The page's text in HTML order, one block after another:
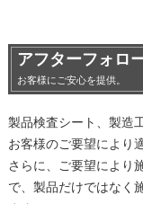
アフターフォロ
お客様にご安心を提供。
製品検査シート、製造
お客様のご要望により
さらに、ご要望により
で、製品だけではなく